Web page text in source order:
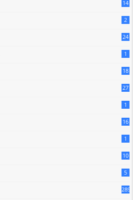
14
2
24
1
18
27
1
16
1
10
5
289